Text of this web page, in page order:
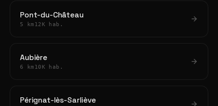
Pont-du-Château
5 km 12K hab.
Aubière
6 km 10K hab.
Pérignat-lès-Sarliève